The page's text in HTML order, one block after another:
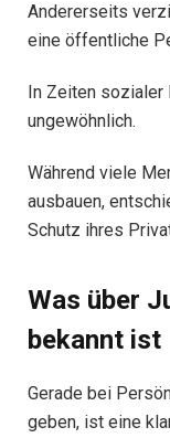
Andererseits
eine öffentliche
In Zeiten
ungewöhnlich.
Während viele
ausbauen,
Schutz ihres
Was über
bekannt ist
Gerade bei
geben, ist eine